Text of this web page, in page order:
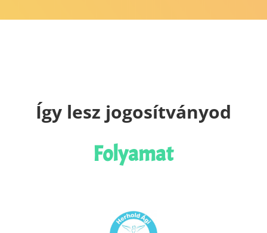
Így lesz jogosítványod
Folyamat